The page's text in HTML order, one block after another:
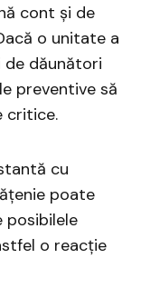
cont și de
o unitate a
dăunători
preventive să
critice.
cu
poate
posibilele
o reacție